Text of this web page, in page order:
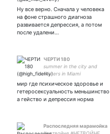
Ну все верно. Сначала у человека
на фоне страшного диагноза
развивается депрессия, а потом
после удалени…
ЧЕРТИ 180
summer in the city and
winters in Miami
мир где психическое здоровье и
гетеросексуальность меньшинство
а гейство и депрессия норма
Распоследняя марамойка